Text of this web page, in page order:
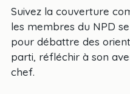
Suivez la couverture
les membres du NPD
pour débattre des
parti, réfléchir à son
chef.